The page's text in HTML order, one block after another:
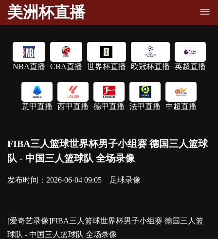
美洲杯直播
NBA直播 CBA直播 世界杯直播 欧冠杯直播 英超直播
意甲直播 西甲直播 德甲直播 法甲直播 中超直播
FIBA三人篮球世界杯男子小组赛 德国三人篮球
队 - 中国三人篮球队 全场录像
发布时间：2026-06-04 09:05 足球录像
[爱奇艺录像]FIBA三人篮球世界杯男子小组赛 德国三人篮
球队 - 中国三人篮球队 全场录像